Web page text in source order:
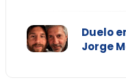
Duelo
Jorge